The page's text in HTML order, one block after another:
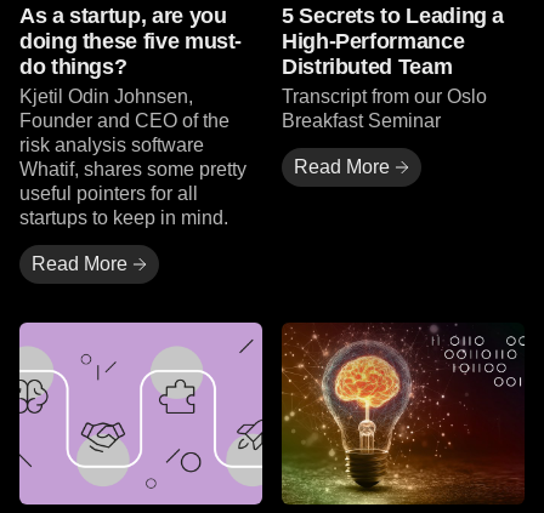
As a startup, are you
doing these five must-
do things?
Kjetil Odin Johnsen,
Founder and CEO of the
risk analysis software
Whatif, shares some pretty
useful pointers for all
startups to keep in mind.
Read More
5 Secrets to Leading a
High-Performance
Distributed Team
Transcript from our Oslo
Breakfast Seminar
Read More
Les mer Les mer